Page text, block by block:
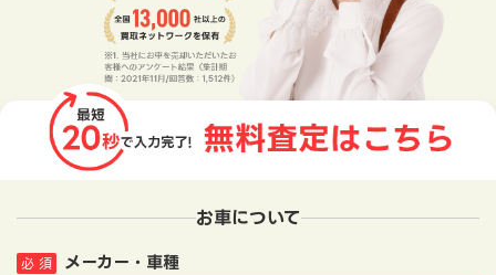
お車について
メーカー・車種
必 須